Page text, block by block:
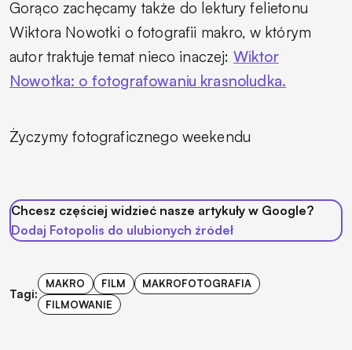
Gorąco zachęcamy także do lektury felietonu
Wiktora Nowotki o fotografii makro, w którym
autor traktuje temat nieco inaczej: Wiktor
Nowotka: o fotografowaniu krasnoludka.
Życzymy fotograficznego weekendu
Chcesz częściej widzieć nasze artykuły w Google?
Dodaj Fotopolis do ulubionych źródeł
Tagi:
MAKRO FILM
MAKROFOTOGRAFIA
FILMOWANIE